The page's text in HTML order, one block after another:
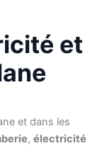
et
et dans les
, électricité